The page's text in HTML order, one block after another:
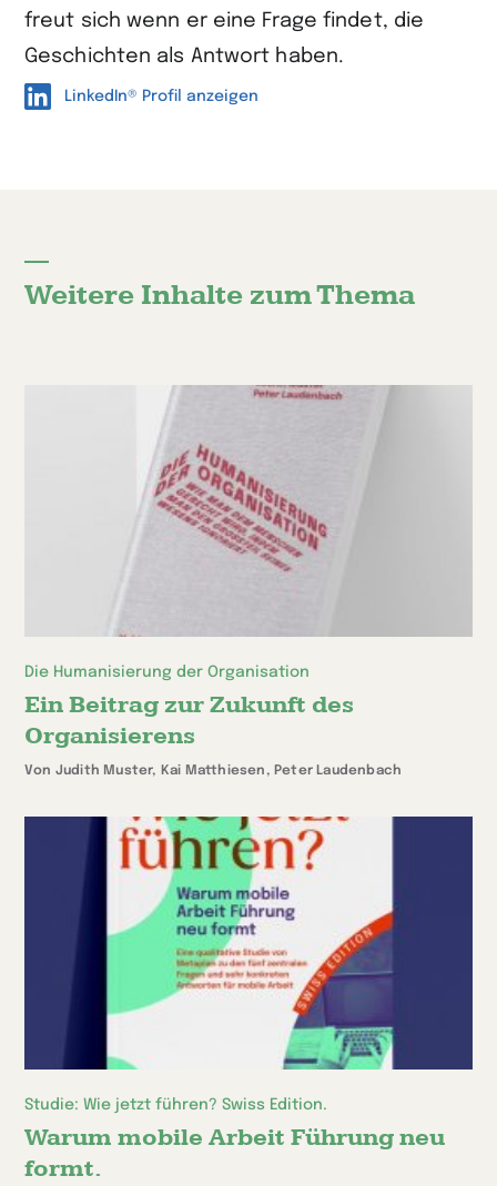
freut sich wenn er eine Frage findet, die
Geschichten als Antwort haben.
LinkedIn® Profil anzeigen
Weitere Inhalte zum Thema
Die Humanisierung der Organisation
Ein Beitrag zur Zukunft des
Organisierens
Von Judith Muster, Kai Matthiesen, Peter Laudenbach
Studie: Wie jetzt führen? Swiss Edition.
Warum mobile Arbeit Führung neu
formt.